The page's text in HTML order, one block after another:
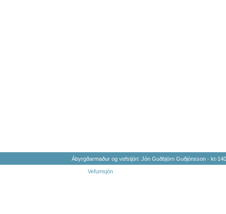
Ábyrgðarmaður og vefstjóri: Jón Guðbjörn Guðjónsson - kt-
Vefumsjón